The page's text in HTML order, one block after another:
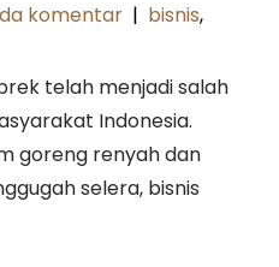
komentar | bisnis,
telah menjadi salah
Indonesia.
goreng renyah dan
selera, bisnis